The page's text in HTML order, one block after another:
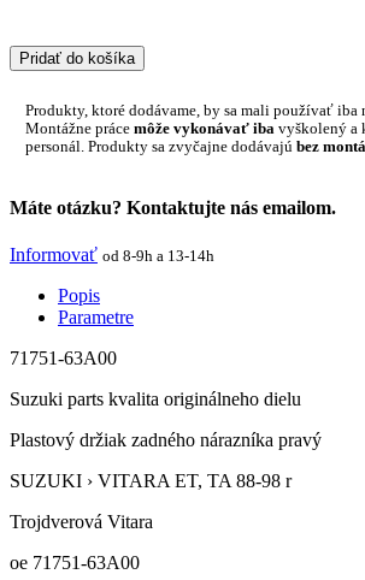
Pridať do košíka
Produkty, ktoré dodávame, by sa mali používať iba
Montážne práce môže vykonávať iba vyškolený a
personál. Produkty sa zvyčajne dodávajú bez
Máte otázku? Kontaktujte nás emailom.
Informovať od 8-9h a 13-14h
Popis
Parametre
71751-63A00
Suzuki parts kvalita originálneho dielu
Plastový držiak zadného nárazníka pravý
SUZUKI › VITARA ET, TA 88-98 r
Trojdverová Vitara
oe 71751-63A00